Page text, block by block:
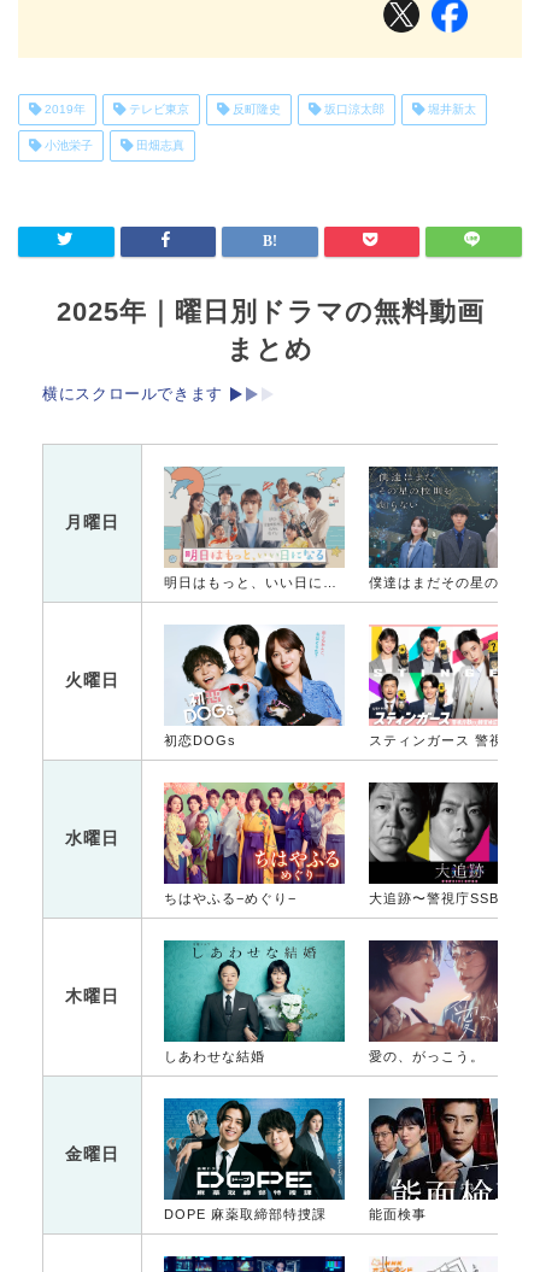
2019年 テレビ東京 反町隆史 坂口涼太郎 堀井新太
小池栄子 田畑志真
2025年｜曜日別ドラマの無料動画
まとめ
横にスクロールできます
月曜日
明日はもっと、いい日になる
火曜日
初恋DOGs
水曜日
ちはやふる−めぐり−
木曜日
しあわせな結婚 愛の、がっこう。
金曜日
DOPE 麻薬取締部特捜課 能面検事